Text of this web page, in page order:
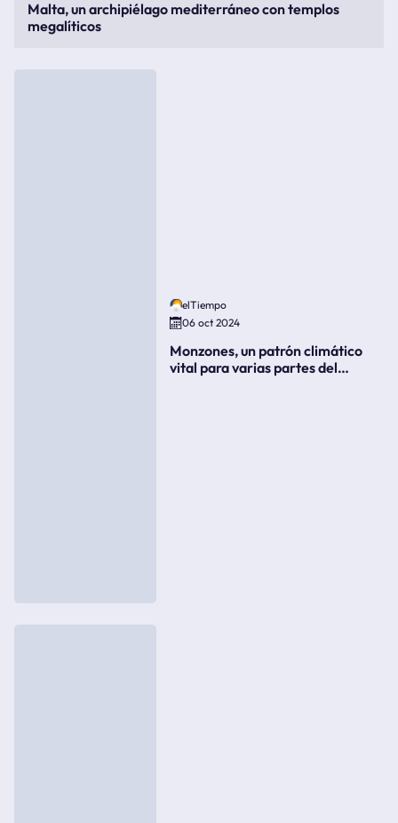
Malta, un archipiélago mediterráneo con templos
megalíticos
elTiempo
06 oct 2024
Monzones, un patrón climático
vital para varias partes del